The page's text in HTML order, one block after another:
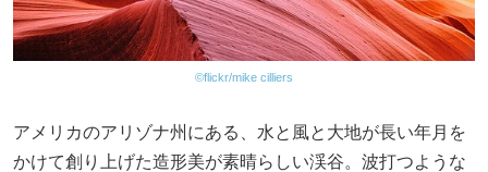
©flickr/mike cilliers
アメリカのアリゾナ州にある、水と風と大地が長い年月を
かけて創り上げた造形美が素晴らしい渓谷。波打つような